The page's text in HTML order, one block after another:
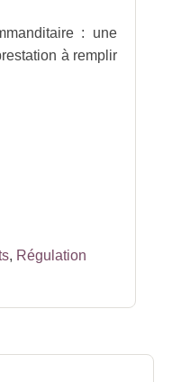
: une
à remplir
, Régulation